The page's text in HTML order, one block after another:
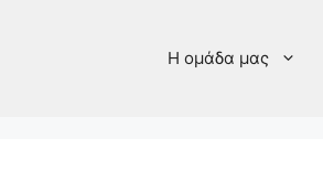
Η ομάδα μας